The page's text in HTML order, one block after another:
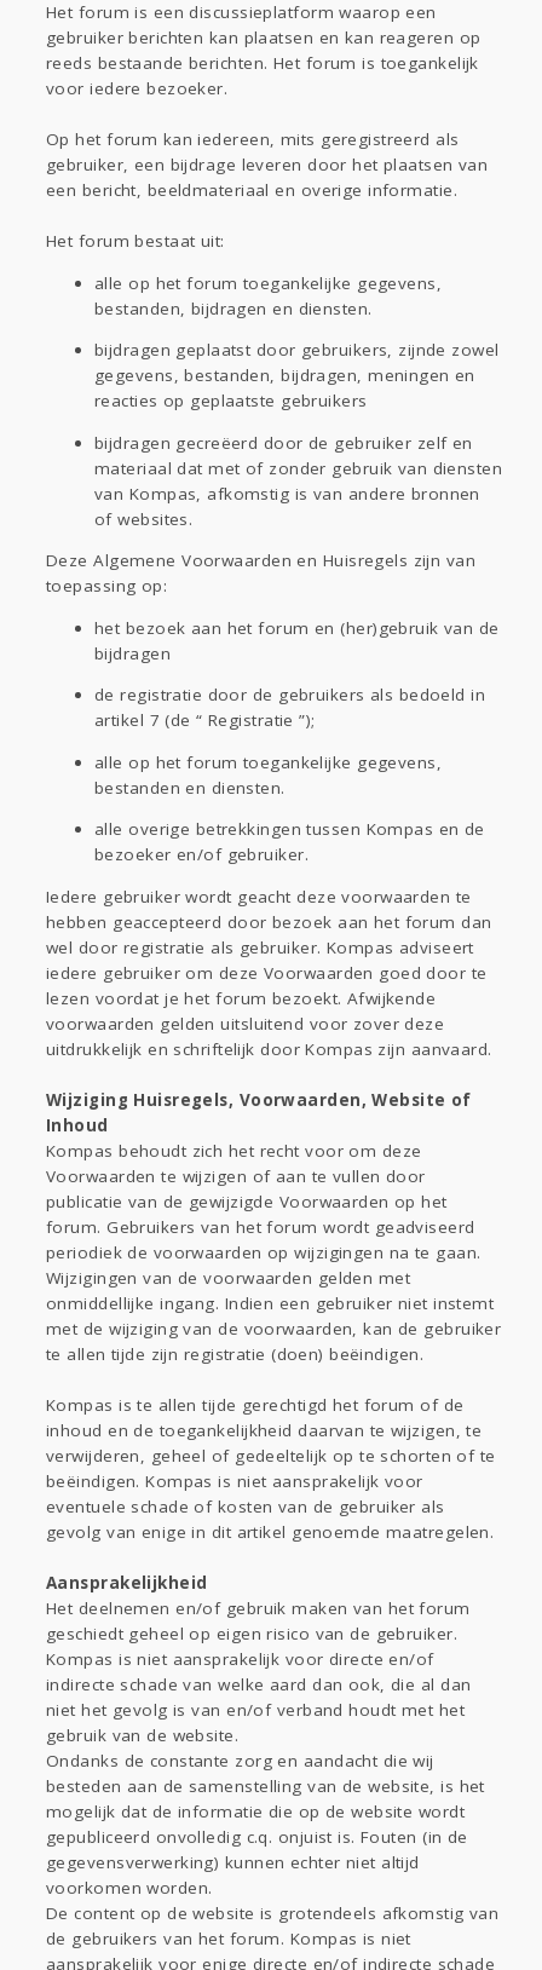
Het forum is een discussieplatform waarop een
gebruiker berichten kan plaatsen en kan reageren op
reeds bestaande berichten. Het forum is toegankelijk
voor iedere bezoeker.
Op het forum kan iedereen, mits geregistreerd als
gebruiker, een bijdrage leveren door het plaatsen van
een bericht, beeldmateriaal en overige informatie.
Het forum bestaat uit:
alle op het forum toegankelijke gegevens,
bestanden, bijdragen en diensten.
bijdragen geplaatst door gebruikers, zijnde zowel
gegevens, bestanden, bijdragen, meningen en
reacties op geplaatste gebruikers
bijdragen gecreëerd door de gebruiker zelf en
materiaal dat met of zonder gebruik van diensten
van Kompas, afkomstig is van andere bronnen
of websites.
Deze Algemene Voorwaarden en Huisregels zijn van
toepassing op:
het bezoek aan het forum en (her)gebruik van de
bijdragen
de registratie door de gebruikers als bedoeld in
artikel 7 (de “ Registratie ”);
alle op het forum toegankelijke gegevens,
bestanden en diensten.
alle overige betrekkingen tussen Kompas en de
bezoeker en/of gebruiker.
Iedere gebruiker wordt geacht deze voorwaarden te
hebben geaccepteerd door bezoek aan het forum dan
wel door registratie als gebruiker. Kompas adviseert
iedere gebruiker om deze Voorwaarden goed door te
lezen voordat je het forum bezoekt. Afwijkende
voorwaarden gelden uitsluitend voor zover deze
uitdrukkelijk en schriftelijk door Kompas zijn aanvaard.
Wijziging Huisregels, Voorwaarden, Website of
Inhoud
Kompas behoudt zich het recht voor om deze
Voorwaarden te wijzigen of aan te vullen door
publicatie van de gewijzigde Voorwaarden op het
forum. Gebruikers van het forum wordt geadviseerd
periodiek de voorwaarden op wijzigingen na te gaan.
Wijzigingen van de voorwaarden gelden met
onmiddellijke ingang. Indien een gebruiker niet instemt
met de wijziging van de voorwaarden, kan de gebruiker
te allen tijde zijn registratie (doen) beëindigen.
Kompas is te allen tijde gerechtigd het forum of de
inhoud en de toegankelijkheid daarvan te wijzigen, te
verwijderen, geheel of gedeeltelijk op te schorten of te
beëindigen. Kompas is niet aansprakelijk voor
eventuele schade of kosten van de gebruiker als
gevolg van enige in dit artikel genoemde maatregelen.
Aansprakelijkheid
Het deelnemen en/of gebruik maken van het forum
geschiedt geheel op eigen risico van de gebruiker.
Kompas is niet aansprakelijk voor directe en/of
indirecte schade van welke aard dan ook, die al dan
niet het gevolg is van en/of verband houdt met het
gebruik van de website.
Ondanks de constante zorg en aandacht die wij
besteden aan de samenstelling van de website, is het
mogelijk dat de informatie die op de website wordt
gepubliceerd onvolledig c.q. onjuist is. Fouten (in de
gegevensverwerking) kunnen echter niet altijd
voorkomen worden.
De content op de website is grotendeels afkomstig van
de gebruikers van het forum. Kompas is niet
aansprakelijk voor enige directe en/of indirecte schade